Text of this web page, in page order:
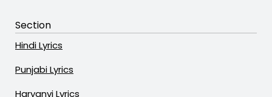
Section
Hindi Lyrics
Punjabi Lyrics
Haryanvi Lyrics